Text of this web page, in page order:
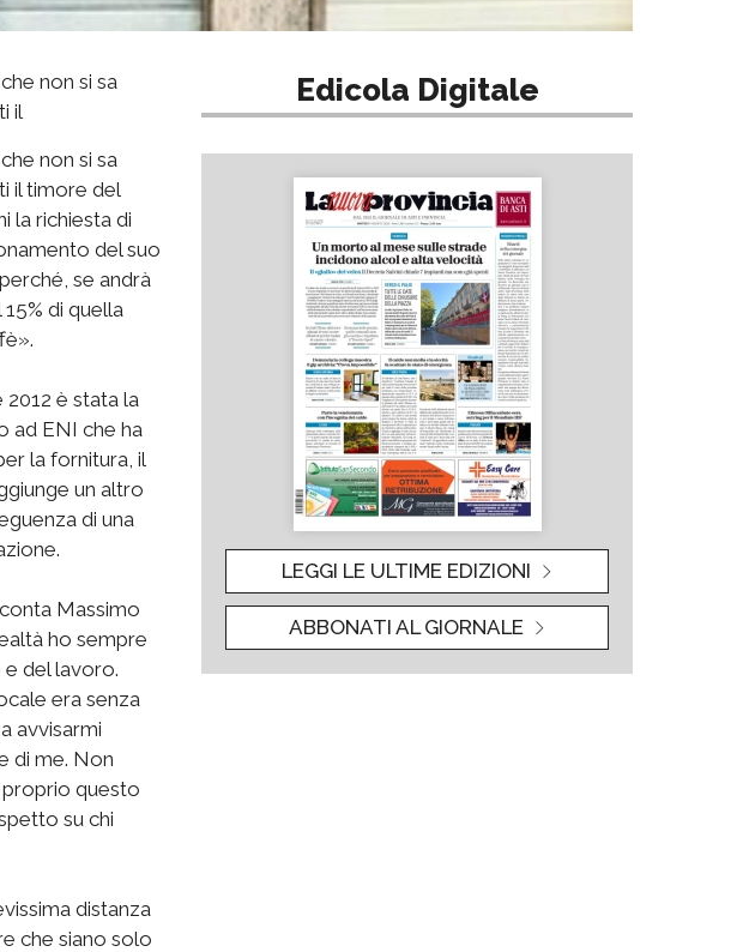
non si sa
il
non si sa
il timore del
la richiesta di
del suo
se andrà
di quella
è stata la
ad ENI che ha
la fornitura, il
un altro
di una
Massimo
ho sempre
del lavoro.
era senza
avvisarmi
di me. Non
proprio questo
su chi
distanza
che siano solo
Edicola Digitale
LEGGI LE ULTIME EDIZIONI
ABBONATI AL GIORNALE